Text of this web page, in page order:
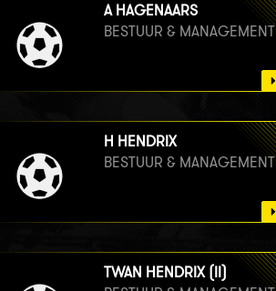
A HAGENAARS
BESTUUR & MANAGEMENT
H HENDRIX
BESTUUR & MANAGEMENT
TWAN HENDRIX (II)